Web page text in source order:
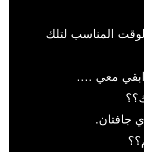
المناسب لتلك
ابقي معي ….
جافتان.